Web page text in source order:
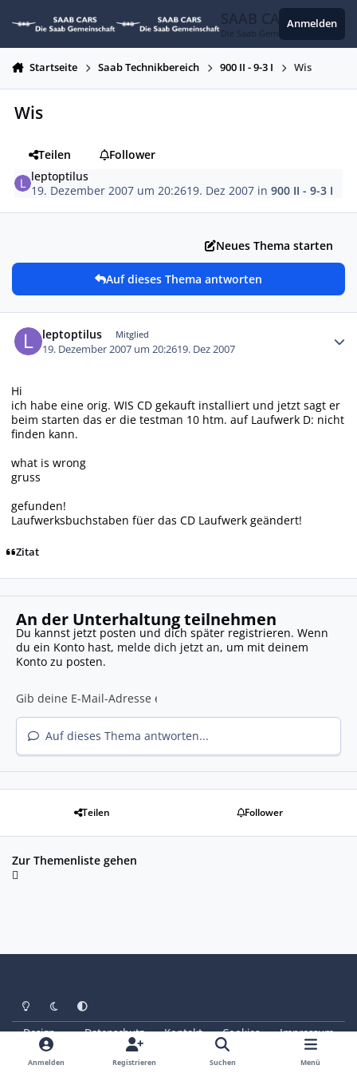
SAAB CARS
Die Saab Gemeinschaft
Anmelden
Startseite Saab Technikbereich 900 II - 9-3 I Wis
Wis
Teilen
Follower
leptoptilus
19. Dezember 2007 um 20:2619. Dez 2007 in900 II - 9-3 I
Neues Thema starten
Auf dieses Thema antworten
leptoptilus Mitglied
19. Dezember 2007 um 20:2619. Dez 2007
Hi
ich habe eine orig. WIS CD gekauft installiert und jetzt sagt er
beim starten das er die testman 10 htm. auf Laufwerk D: nicht
finden kann.
what is wrong
gruss
gefunden!
Laufwerksbuchstaben füer das CD Laufwerk geändert!
Zitat
An der Unterhaltung teilnehmen
Du kannst jetzt posten und dich später registrieren. Wenn
du ein Konto hast, melde dich jetzt an, um mit deinem
Konto zu posten.
Auf dieses Thema antworten...
Teilen Follower
Zur Themenliste gehen
Heller ModusDunkler Modus
Systemeinstellung
Design Datenschutz Kontakt Cookies
Impressum
© Copyright 2025 - SAABoteure e. V.
Powered by Invision Community
Anmelden Registrieren Suchen Menü